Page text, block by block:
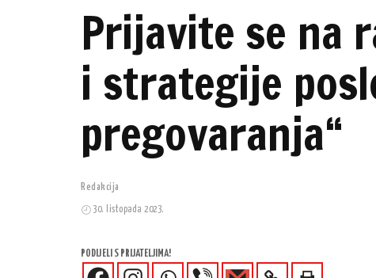
Prijavite se na
i strategije
pregovaranja“
Redakcija
30. listopada 2023.
PODIJELI S PRIJATELJIMA!